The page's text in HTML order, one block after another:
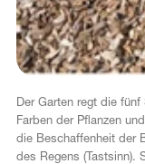
Der Garten regt die
Farben der Pflanzen
die Beschaffenheit der
des Regens (Tastsinn).